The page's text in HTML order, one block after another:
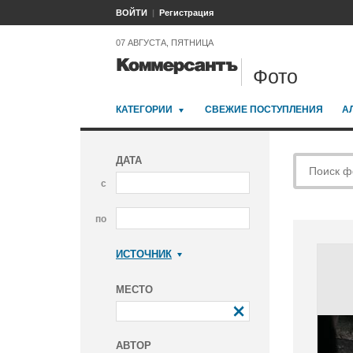
ВОЙТИ Регистрация
07 АВГУСТА, ПЯТНИЦА
Фото
КАТЕГОРИИ СВЕЖИЕ ПОСТУПЛЕНИЯ
ДАТА
с
по
ИСТОЧНИК
МЕСТО
АВТОР